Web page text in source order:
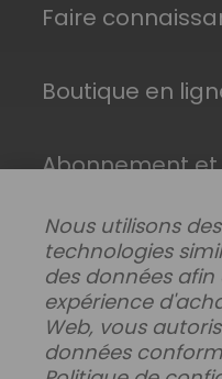
Faire
Boutique en
Abonnement
Nous utilisons
technologies
des données
expérience
Web, vous
données